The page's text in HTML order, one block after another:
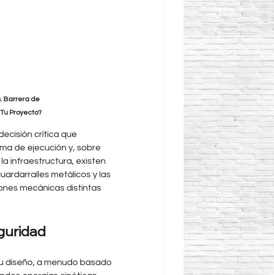
Barrera de
Proyecto?
crítica que
de ejecución y, sobre
infraestructura, existen
metálicos y las
mecánicas distintas
diseño, a menudo basado